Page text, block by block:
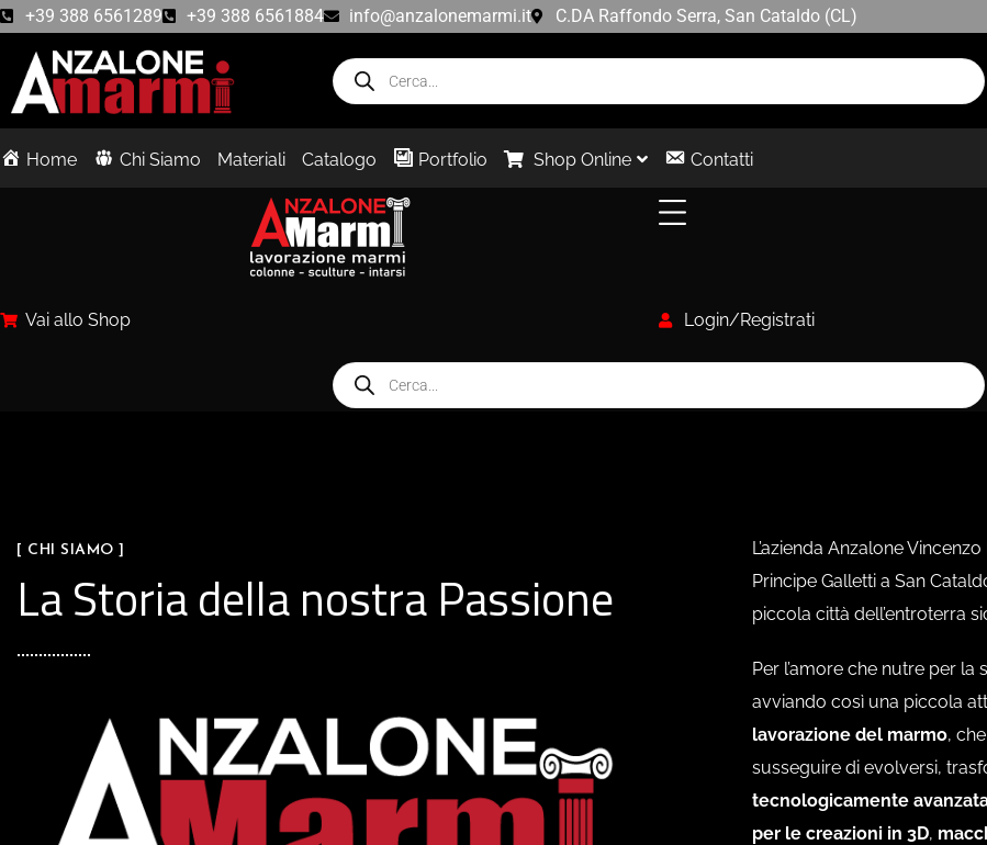
+39 388 6561289 +39 388 6561884 info@anzalonemarmi.it C.DA Raffondo Serra, San Cataldo (CL)
Home Chi Siamo Materiali Catalogo Portfolio Shop Online Contatti
Vai allo Shop Login/Registrati
[ CHI SIAMO ]
La Storia della nostra Passione
L’azienda Anzalone
Principe Galletti a San
piccola città dell’entroterra
Per l’amore che nutre per
avviando così una piccola
lavorazione del marmo,
susseguire di evolversi,
tecnologicamente
per le creazioni in 3D,